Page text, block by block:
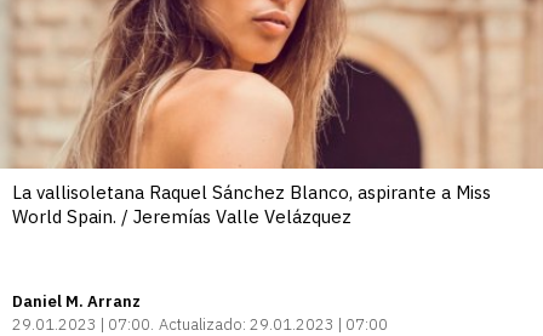
La vallisoletana Raquel Sánchez Blanco, aspirante a Miss
World Spain. / Jeremías Valle Velázquez
Daniel M. Arranz
29.01.2023 | 07:00 Actualizado: 29.01.2023 | 07:00